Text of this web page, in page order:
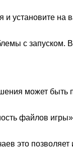
и установите
с запуском.
может быть
файлов
это позволяет